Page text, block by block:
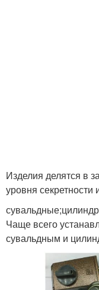
Изделия делятся в
уровня секретности
Чаще всего
сувальдным и